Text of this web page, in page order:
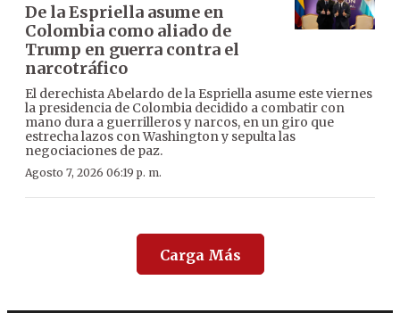
De la Espriella asume en
Colombia como aliado de
Trump en guerra contra el
narcotráfico
El derechista Abelardo de la Espriella asume este viernes
la presidencia de Colombia decidido a combatir con
mano dura a guerrilleros y narcos, en un giro que
estrecha lazos con Washington y sepulta las
negociaciones de paz.
Agosto 7, 2026 06:19 p. m.
Carga Más